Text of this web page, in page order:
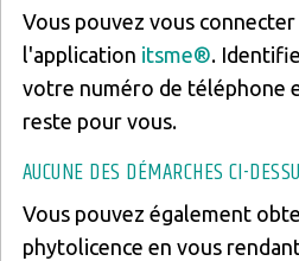
Vous pouvez vous connecter
l'application itsme®.
votre numéro de téléphone
reste pour vous.
AUCUNE DES DÉMARCHES CI-
Vous pouvez également
phytolicence en vous